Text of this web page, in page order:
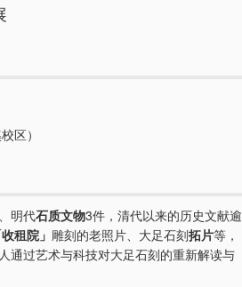
区）
明代石质文物3件，清代以来的历史文献逾
收租院」 雕刻的老照片、大足石刻拓片等，
通过艺术与科技对大足石刻的重新解读与